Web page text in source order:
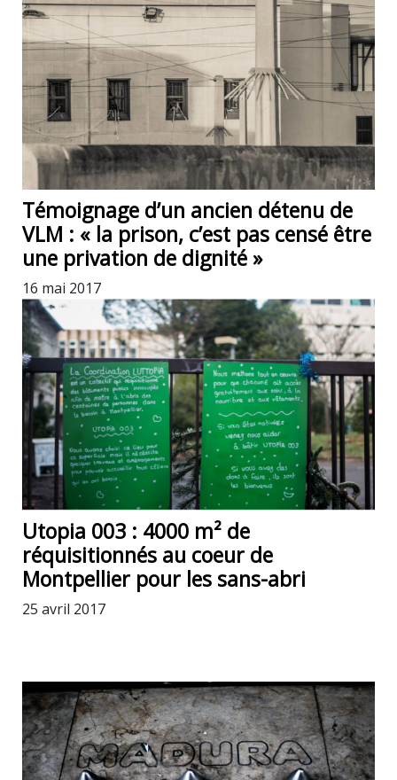
Témoignage d’un ancien détenu de
VLM : « la prison, c’est pas censé être
une privation de dignité »
16 mai 2017
Utopia 003 : 4000 m² de
réquisitionnés au coeur de
Montpellier pour les sans-abri
25 avril 2017